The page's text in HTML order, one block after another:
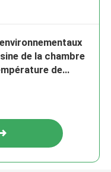
de la chambre
de